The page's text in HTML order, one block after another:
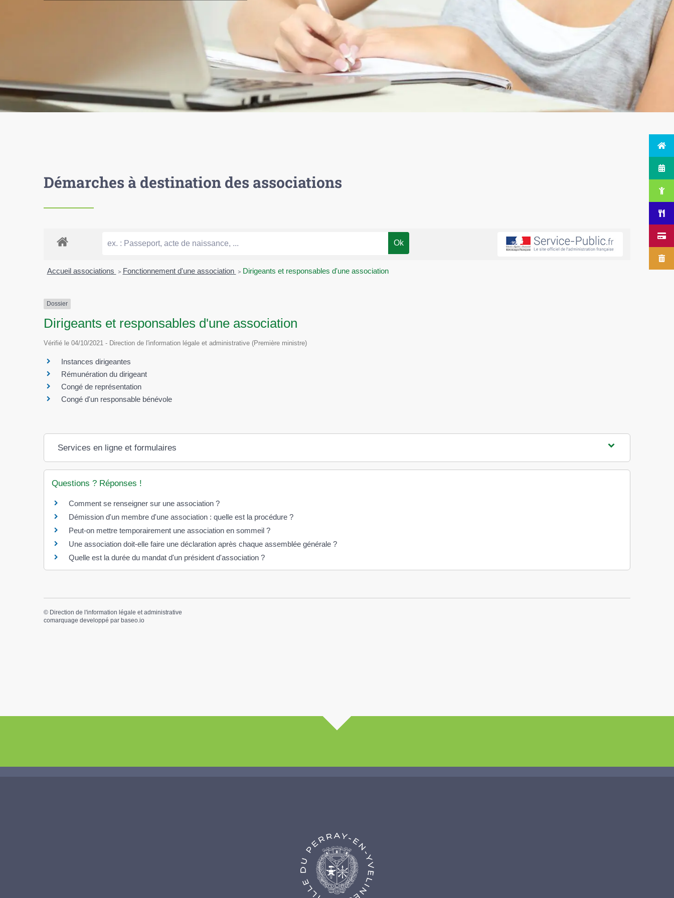
Démarches à destination des associations
Accueil associations > Fonctionnement d'une association > Dirigeants et responsables d'une association
Dossier
Dirigeants et responsables d'une association
Vérifié le 04/10/2021 - Direction de l'information légale et administrative (Première ministre)
Instances dirigeantes
Rémunération du dirigeant
Congé de représentation
Congé d'un responsable bénévole
Services en ligne et formulaires
Questions ? Réponses !
Comment se renseigner sur une association ?
Démission d'un membre d'une association : quelle est la procédure ?
Peut-on mettre temporairement une association en sommeil ?
Une association doit-elle faire une déclaration après chaque assemblée générale ?
Quelle est la durée du mandat d'un président d'association ?
© Direction de l'information légale et administrative
comarquage developpé par baseo.io